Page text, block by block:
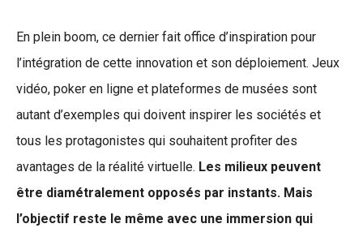
En plein boom, ce dernier fait office d’inspiration pour
l’intégration de cette innovation et son déploiement. Jeux
vidéo, poker en ligne et plateformes de musées sont
autant d’exemples qui doivent inspirer les sociétés et
tous les protagonistes qui souhaitent profiter des
avantages de la réalité virtuelle. Les milieux peuvent
être diamétralement opposés par instants. Mais
l’objectif reste le même avec une immersion qui